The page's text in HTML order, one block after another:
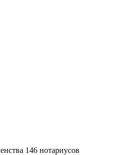
146 нотариусов